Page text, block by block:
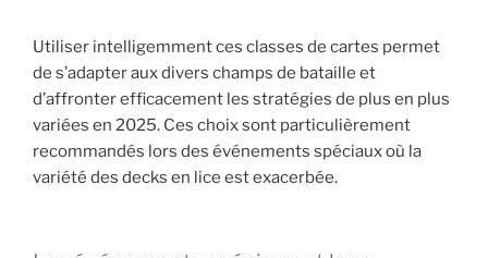
Utiliser intelligemment ces classes de cartes permet
de s’adapter aux divers champs de bataille et
d’affronter efficacement les stratégies de plus en plus
variées en 2025. Ces choix sont particulièrement
recommandés lors des événements spéciaux où la
variété des decks en lice est exacerbée.